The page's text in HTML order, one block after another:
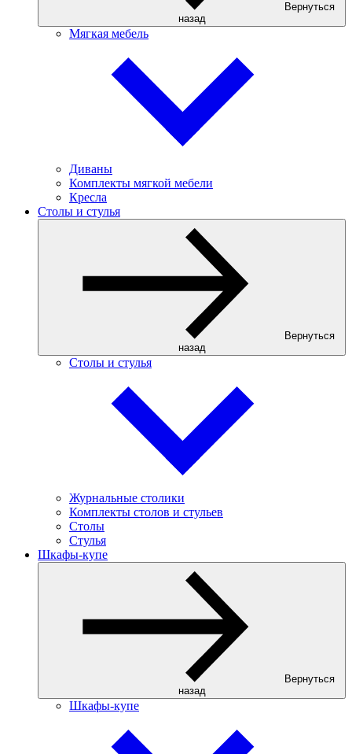
Вернуться
назад
Мягкая мебель
Диваны
Комплекты мягкой мебели
Кресла
Столы и стулья
Вернуться
назад
Столы и стулья
Журнальные столики
Комплекты столов и стульев
Столы
Стулья
Шкафы-купе
Вернуться
назад
Шкафы-купе